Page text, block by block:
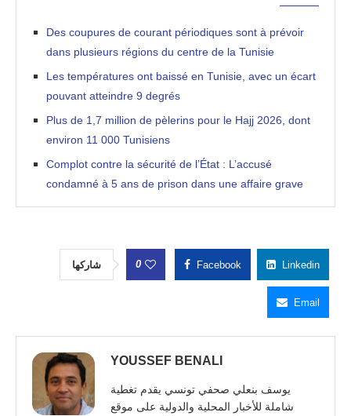
Des coupures de courant périodiques sont à prévoir
dans plusieurs régions du centre de la Tunisie
Les températures ont baissé en Tunisie, avec un écart
pouvant atteindre 9 degrés
Plus de 1,7 million de pèlerins pour le Hajj 2026, dont
environ 11 000 Tunisiens
Complot contre la sécurité de l’État : L’accusé
condamné à 5 ans de prison dans une affaire grave
شاركها 0 Facebook Linkedin
Email
YOUSSEF BENALI
يوسف بنعلي صحفي تونسي يقدم تغطية
شاملة للأخبار المحلية والدولية على موقع